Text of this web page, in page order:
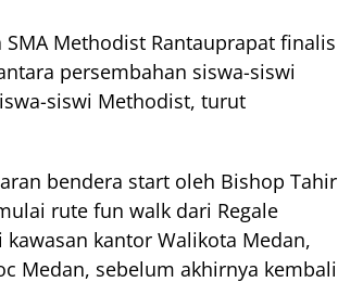
Methodist Rantauprapat finalis
persembahan siswa-siswi
siswi Methodist, turut
bendera start oleh Bishop Tahir
rute fun walk dari Regale
kantor Walikota Medan,
Medan, sebelum akhirnya kembali